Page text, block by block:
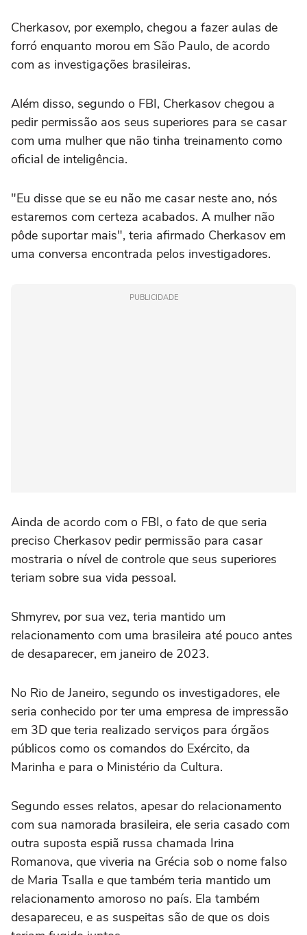
Cherkasov, por exemplo, chegou a fazer aulas de
forró enquanto morou em São Paulo, de acordo
com as investigações brasileiras.
Além disso, segundo o FBI, Cherkasov chegou a
pedir permissão aos seus superiores para se casar
com uma mulher que não tinha treinamento como
oficial de inteligência.
"Eu disse que se eu não me casar neste ano, nós
estaremos com certeza acabados. A mulher não
pôde suportar mais", teria afirmado Cherkasov em
uma conversa encontrada pelos investigadores.
PUBLICIDADE
Ainda de acordo com o FBI, o fato de que seria
preciso Cherkasov pedir permissão para casar
mostraria o nível de controle que seus superiores
teriam sobre sua vida pessoal.
Shmyrev, por sua vez, teria mantido um
relacionamento com uma brasileira até pouco antes
de desaparecer, em janeiro de 2023.
No Rio de Janeiro, segundo os investigadores, ele
seria conhecido por ter uma empresa de impressão
em 3D que teria realizado serviços para órgãos
públicos como os comandos do Exército, da
Marinha e para o Ministério da Cultura.
Segundo esses relatos, apesar do relacionamento
com sua namorada brasileira, ele seria casado com
outra suposta espiã russa chamada Irina
Romanova, que viveria na Grécia sob o nome falso
de Maria Tsalla e que também teria mantido um
relacionamento amoroso no país. Ela também
desapareceu, e as suspeitas são de que os dois